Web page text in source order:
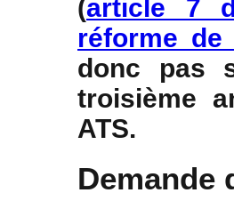
(article 7
réforme
donc pas
troisième
ATS.
Demande